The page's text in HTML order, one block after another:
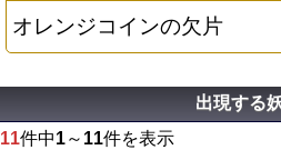
オレンジコインの欠片
出現する
11件中1～ 11件を表示